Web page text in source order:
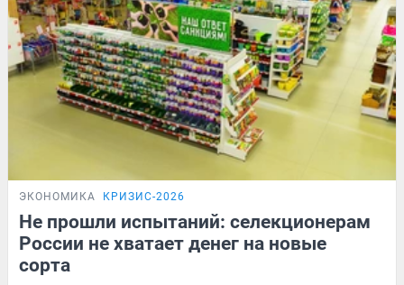
ЭКОНОМИКА КРИЗИС-2026
Не прошли испытаний: селекционерам
России не хватает денег на новые
сорта